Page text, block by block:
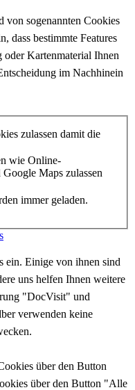
von sogenannten Cookies
dass bestimmte Features
Kartenmaterial Ihnen
im Nachhinein
zulassen damit die
wie Online-
Maps zulassen
immer geladen.
ein. Einige von ihnen sind
uns helfen Ihnen weitere
"DocVisit" und
verwenden keine
über den Button
über den Button "Alle